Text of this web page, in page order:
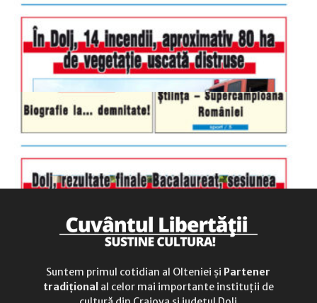
duminică
9.00 - 12.00
Suntem primul cotidian al Olteniei și Partener
tradițional al celor mai importante instituții de